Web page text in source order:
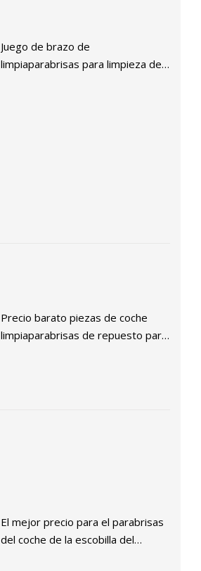
Juego de brazo de
limpiaparabrisas para limpieza de
Precio barato piezas de coche
limpiaparabrisas de repuesto para
El mejor precio para el parabrisas
del coche de la escobilla del